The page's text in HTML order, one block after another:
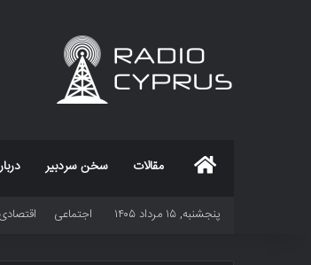
مقالات سخن سردبیر
پنجشنبه, ۱۵ مرداد ۱۴۰۵ اجتماعی اقتصادی